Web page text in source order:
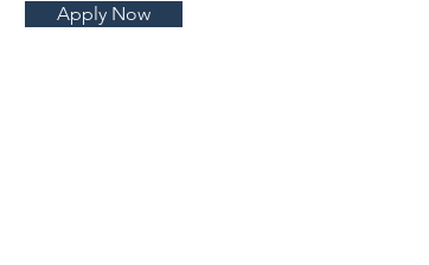
Apply Now